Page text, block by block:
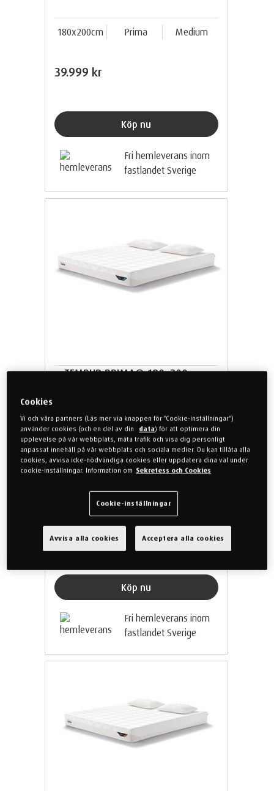
180x200cm Prima Medium
39.999 kr
Köp nu
Fri hemleverans inom
fastlandet Sverige
TEMPUR PRIMA® 180x200
Vår mest adaptiva madrass. Med en
madrasshöjd på 21 cm erbjuder TEMPUR
Prima™skonsam komfort och
kroppsstöd.
180x200cm Prima
39.999 kr
Köp nu
Fri hemleverans inom
fastlandet Sverige
Cookies
Vi och våra partners (Läs mer via knappen för "Cookie-inställningar")
använder cookies (och en del av din
data) för att optimera din
upplevelse på vår webbplats, mäta trafik och visa dig personligt
anpassat innehåll på vår webbplats och sociala medier. Du kan tillåta alla
cookies, avvisa icke-nödvändiga cookies eller uppdatera dina val under
cookie-inställningar. Information om Sekretess och Cookies
Cookie-inställningar
Avvisa alla cookies Acceptera alla cookies